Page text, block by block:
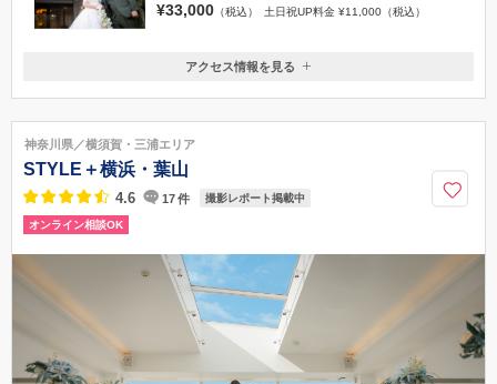
¥33,000 （税込） 土日祝UP料金 ¥11,000（税込）
神奈川県茅ヶ崎市中島1341
すぐ/《電車でお越しの場合》JR「茅ヶ崎」駅北口から3番のりば 平塚駅北
口行きバス「今宿」下車 徒歩7分
0467-87-0002
アクセス情報を見る
神奈川県／横須賀・三浦エリア
STYLE＋横浜・葉山
4.6 17件 撮影レポート掲載中
オンライン相談OK